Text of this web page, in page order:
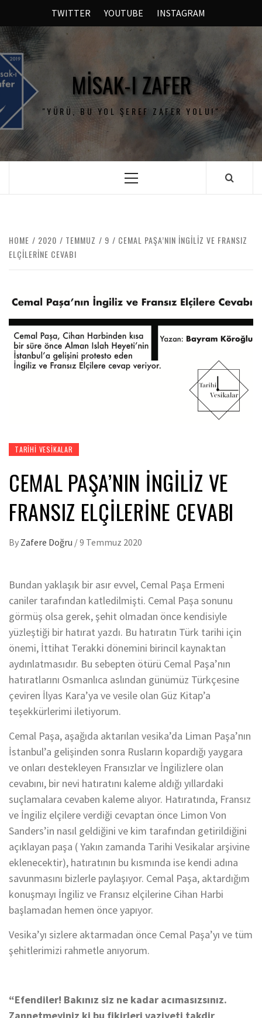
TWITTER YOUTUBE INSTAGRAM
MISAK-I ZAFER
"YÜRÜ, BU YOL ŞEREF ZAFER YOLU!"
HOME 2020 TEMMUZ 9
CEMAL PAŞA’NIN İNGILIZ VE FRANSIZ
ELÇILERINE CEVABI
TARIHI VESIKALAR
CEMAL PAŞA’NIN İNGILIZ VE
FRANSIZ ELÇILERINE CEVABI
By Zafere Doğru /9 Temmuz 2020
Bundan yaklaşık bir asır evvel, Cemal Paşa Ermeni
caniler tarafından katledilmişti. Cemal Paşa sonunu
görmüş olsa gerek, şehit olmadan önce kendisiyle
yüzleştiği bir hatırat yazdı. Bu hatıratın Türk tarihi için
önemi, İttihat Terakki dönemini birincil kaynaktan
aydınlatmasıdır. Bu sebepten ötürü Cemal Paşa’nın
hatıratlarını Osmanlıca aslından günümüz Türkçesine
çeviren İlyas Kara’ya ve vesile olan Güz Kitap’a
teşekkürlerimi iletiyorum.
Cemal Paşa, aşağıda aktarılan vesika’da Liman Paşa’nın
İstanbul’a gelişinden sonra Rusların kopardığı yaygara
ve onları destekleyen Fransızlar ve İngilizlere olan
cevabını, bir nevi hatıratını kaleme aldığı yıllardaki
suçlamalara cevaben kaleme alıyor. Hatıratında, Fransız
ve İngiliz elçilere verdiği cevaptan önce Limon Von
Sanders’in nasıl geldiğini ve kim tarafından getirildiğini
açıklayan paşa ( Yakın zamanda Tarihi Vesikalar arşivine
eklenecektir), hatıratının bu kısmında ise kendi adına
savunmasını bizlerle paylaşıyor. Cemal Paşa, aktardığım
konuşmayı İngiliz ve Fransız elçilerine Cihan Harbi
başlamadan hemen önce yapıyor.
Vesika’yı sizlere aktarmadan önce Cemal Paşa’yı ve tüm
şehitlerimizi rahmetle anıyorum.
“Efendiler! Bakınız siz ne kadar acımasızsınız.